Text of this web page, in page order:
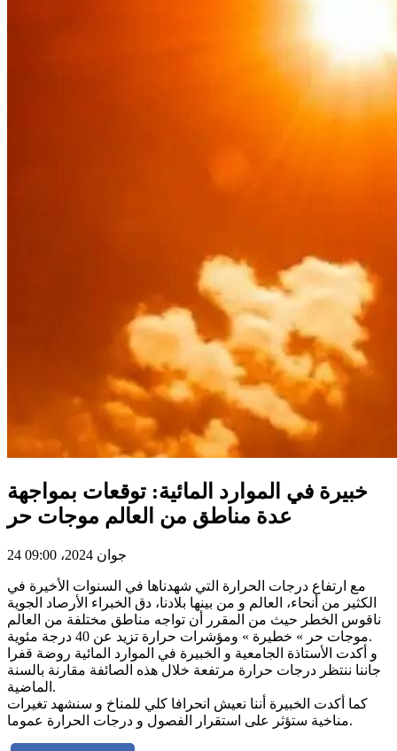
خبيرة في الموارد المائية: توقعات بمواجهة
عدة مناطق من العالم موجات حر
24 جوان 2024، 09:00
مع ارتفاع درجات الحرارة التي شهدناها في السنوات الأخيرة في
الكثير من أنحاء، العالم و من بينها بلادنا، دق الخبراء الأرصاد الجوية
ناقوس الخطر حيث من المقرر أن تواجه مناطق مختلفة من العالم
موجات حر » خطيرة » ومؤشرات حرارة تزيد عن 40 درجة مئوية.
و أكدت الأستاذة الجامعية و الخبيرة في الموارد المائية روضة قفرا
جاننا ننتظر درجات حرارة مرتفعة خلال هذه الصائفة مقارنة بالسنة
الماضية.
كما أكدت الخبيرة أننا نعيش انحرافا كلي للمناخ و سنشهد تغيرات
مناخية ستؤثر على استقرار الفصول و درجات الحرارة عموما.